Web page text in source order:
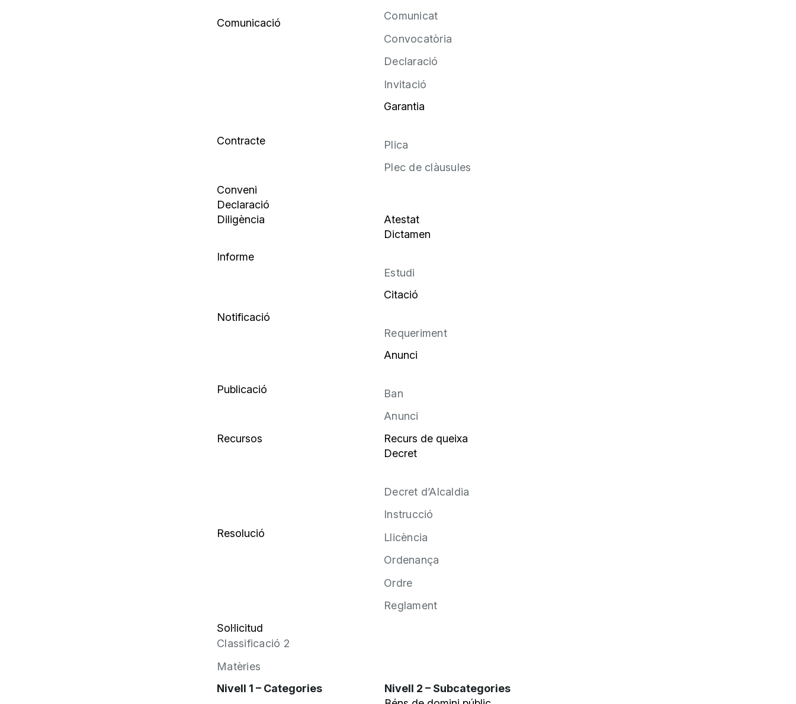
Comunicació
Comunicat
Convocatòria
Declaració
Invitació
Contracte
Garantia
Plica
Plec de clàusules
Conveni
Declaració
Diligència
Atestat
Informe
Dictamen
Estudi
Notificació
Citació
Requeriment
Publicació
Anunci
Ban
Anunci
Recursos
Recurs de queixa
Resolució
Decret
Decret d’Alcaldia
Instrucció
Llicència
Ordenança
Ordre
Reglament
Sol·licitud
Classificació 2
Matèries
Nivell 1 – Categories
Nivell 2 – Subcategories